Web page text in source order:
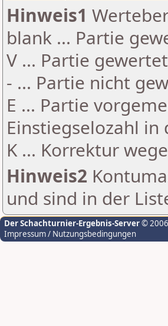
Hinweis1
blank ... Partie
V ... Partie
- ... Partie nicht
E ... Partie
Einstiegselozahl
K ... Korrektur
Hinweis2
und sind in der
Der Schachturnier-Ergebnis-Server©
Impressum / Nutzungsbedingungen